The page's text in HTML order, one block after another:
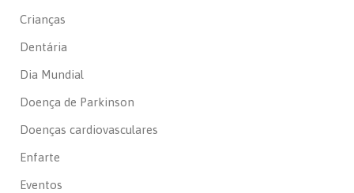
Crianças
Dentária
Dia Mundial
Doença de Parkinson
Doenças cardiovasculares
Enfarte
Eventos